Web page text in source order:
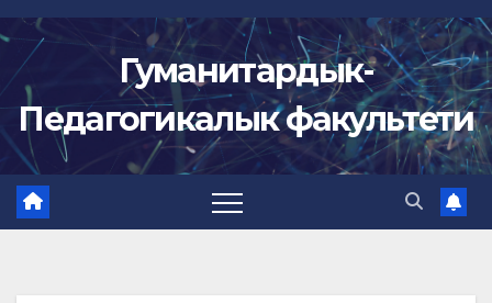
Skip
to
content
Гуманитардык-
Педагогикалык факультети